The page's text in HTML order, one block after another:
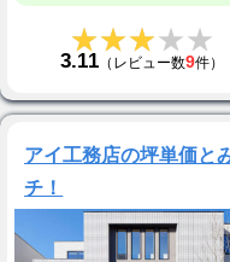
★★★★★
★★★★★
3.11 （レビュー数9件）
アイ工務店の坪単価と
チ！